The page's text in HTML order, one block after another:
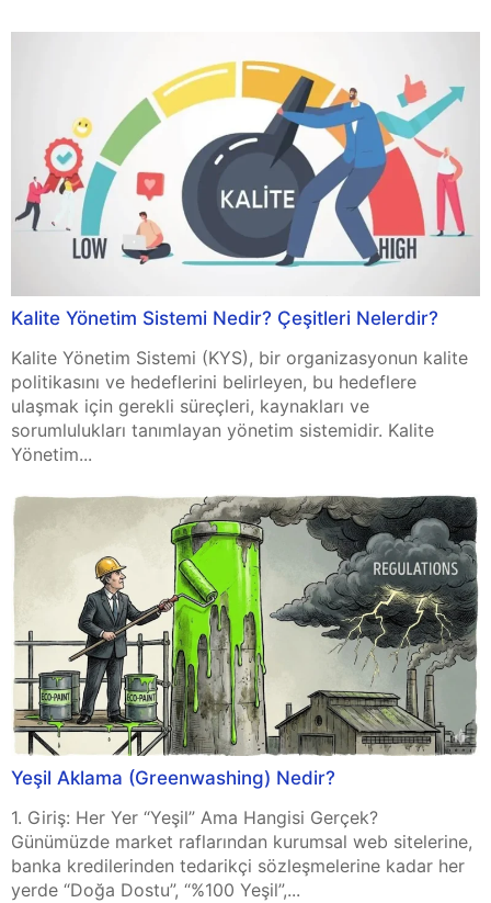
Kalite Yönetim Sistemi Nedir? Çeşitleri Nelerdir?
Kalite Yönetim Sistemi (KYS), bir organizasyonun kalite
politikasını ve hedeflerini belirleyen, bu hedeflere
ulaşmak için gerekli süreçleri, kaynakları ve
sorumlulukları tanımlayan yönetim sistemidir. Kalite
Yönetim...
Yeşil Aklama (Greenwashing) Nedir?
1. Giriş: Her Yer “Yeşil” Ama Hangisi Gerçek?
Günümüzde market raflarından kurumsal web sitelerine,
banka kredilerinden tedarikçi sözleşmelerine kadar her
yerde “Doğa Dostu”, “%100 Yeşil”,...